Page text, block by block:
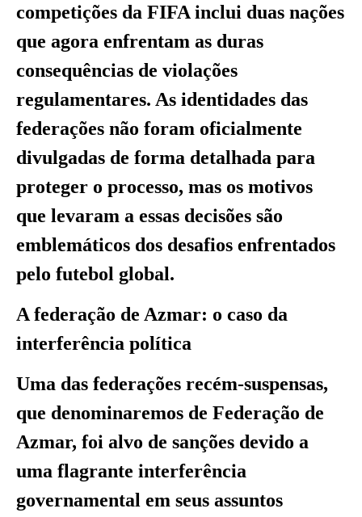
competições da FIFA inclui duas nações
que agora enfrentam as duras
consequências de violações
regulamentares. As identidades das
federações não foram oficialmente
divulgadas de forma detalhada para
proteger o processo, mas os motivos
que levaram a essas decisões são
emblemáticos dos desafios enfrentados
pelo futebol global.
A federação de Azmar: o caso da
interferência política
Uma das federações recém-suspensas,
que denominaremos de Federação de
Azmar, foi alvo de sanções devido a
uma flagrante interferência
governamental em seus assuntos